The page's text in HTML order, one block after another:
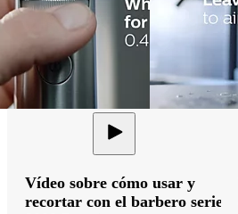
Vídeo sobre cómo usar y
recortar con el barbero serie